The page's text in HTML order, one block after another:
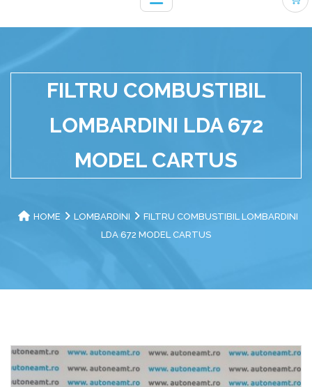
FILTRU COMBUSTIBIL
LOMBARDINI LDA 672
MODEL CARTUS
HOME LOMBARDINI
FILTRU COMBUSTIBIL LOMBARDINI
LDA 672 MODEL CARTUS